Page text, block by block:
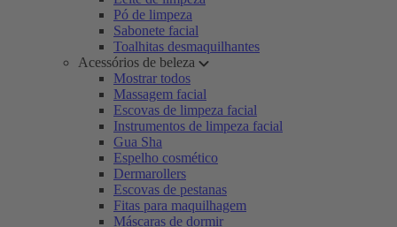
Pó de limpeza
Sabonete facial
Toalhitas desmaquilhantes
Acessórios de beleza
Mostrar todos
Massagem facial
Escovas de limpeza facial
Instrumentos de limpeza facial
Gua Sha
Espelho cosmético
Dermarollers
Escovas de pestanas
Fitas para maquilhagem
Máscaras de dormir